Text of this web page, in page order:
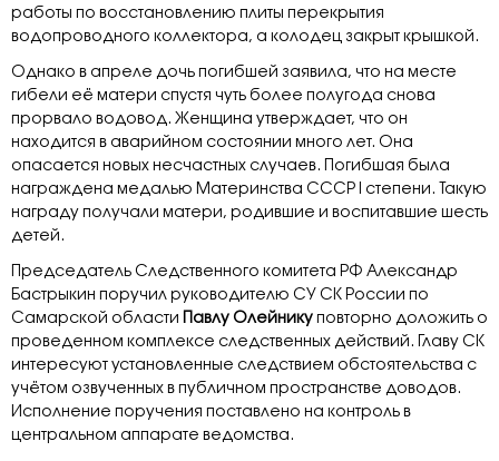
работы по восстановлению плиты перекрытия
водопроводного коллектора, а колодец закрыт крышкой.
Однако в апреле дочь погибшей заявила, что на месте
гибели её матери спустя чуть более полугода снова
прорвало водовод. Женщина утверждает, что он
находится в аварийном состоянии много лет. Она
опасается новых несчастных случаев. Погибшая была
награждена медалью Материнства СССР I степени. Такую
награду получали матери, родившие и воспитавшие шесть
детей.
Председатель Следственного комитета РФ Александр
Бастрыкин поручил руководителю СУ СК России по
Самарской области
Павлу Олейнику повторно доложить о
проведенном комплексе следственных действий. Главу СК
интересуют установленные следствием обстоятельства с
учётом озвученных в публичном пространстве доводов.
Исполнение поручения поставлено на контроль в
центральном аппарате ведомства.